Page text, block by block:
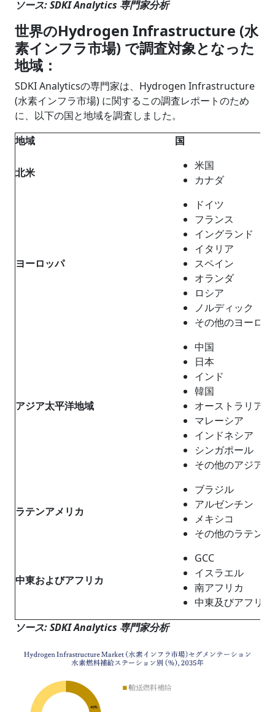
ソース: SDKI Analytics 専門家分析
世界のHydrogen Infrastructure (水
素インフラ市場) で調査対象となった
地域：
SDKI Analyticsの専門家は、Hydrogen Infrastructure
(水素インフラ市場) に関するこの調査レポートのため
に、以下の国と地域を調査しました。
地域
国
北米
米国
カナダ
ヨーロッパ
ドイツ
フランス
イングランド
イタリア
スペイン
オランダ
ロシア
ノルディック
その他のヨーロ
アジア太平洋地域
中国
日本
インド
韓国
オーストラリア
マレーシア
インドネシア
シンガポール
その他のアジア
ラテンアメリカ
ブラジル
アルゼンチン
メキシコ
その他のラテン
中東およびアフリカ
GCC
イスラエル
南アフリカ
中東及びアフリ
ソース: SDKI Analytics 専門家分析